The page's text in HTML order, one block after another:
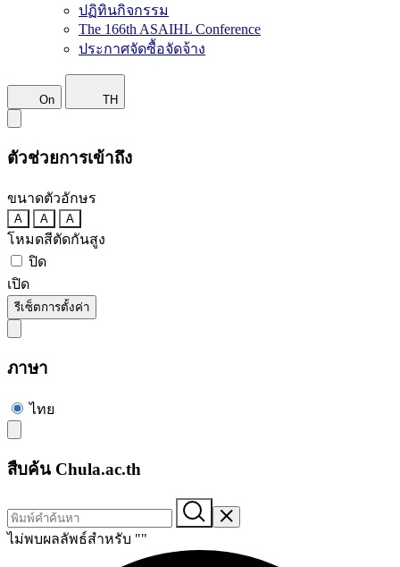
ปฏิทินกิจกรรม
The 166th ASAIHL Conference
ประกาศจัดซื้อจัดจ้าง
On TH
ตัวช่วยการเข้าถึง
ขนาดตัวอักษร
A A A
โหมดสีตัดกันสูง
ปิด
เปิด
รีเซ็ตการตั้งค่า
ภาษา
ไทย
สืบค้น Chula.ac.th
ไม่พบผลลัพธ์สำหรับ ""